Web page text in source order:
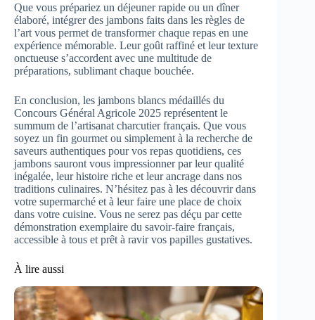
Que vous prépariez un déjeuner rapide ou un dîner
élaboré, intégrer des jambons faits dans les règles de
l’art vous permet de transformer chaque repas en une
expérience mémorable. Leur goût raffiné et leur texture
onctueuse s’accordent avec une multitude de
préparations, sublimant chaque bouchée.
En conclusion, les jambons blancs médaillés du
Concours Général Agricole 2025 représentent le
summum de l’artisanat charcutier français. Que vous
soyez un fin gourmet ou simplement à la recherche de
saveurs authentiques pour vos repas quotidiens, ces
jambons sauront vous impressionner par leur qualité
inégalée, leur histoire riche et leur ancrage dans nos
traditions culinaires. N’hésitez pas à les découvrir dans
votre supermarché et à leur faire une place de choix
dans votre cuisine. Vous ne serez pas déçu par cette
démonstration exemplaire du savoir-faire français,
accessible à tous et prêt à ravir vos papilles gustatives.
À lire aussi